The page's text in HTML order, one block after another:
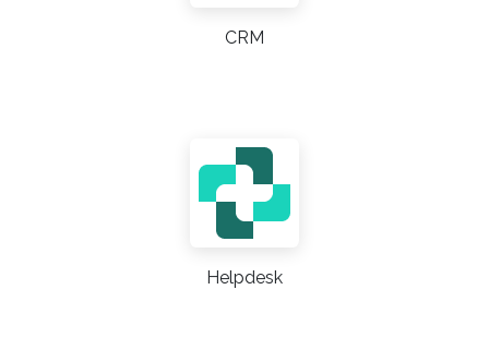
CRM
Helpdesk